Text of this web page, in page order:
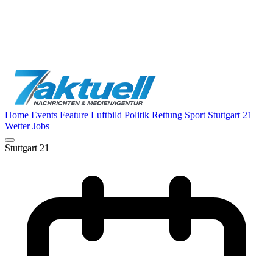
Home Events Feature Luftbild Politik Rettung Sport Stuttgart 21
WetterJobs
Stuttgart 21